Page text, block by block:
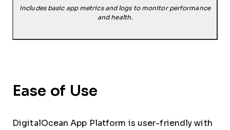
Includes basic app metrics and logs to monitor performance
and health.
Ease of Use
DigitalOcean App Platform is user-friendly with